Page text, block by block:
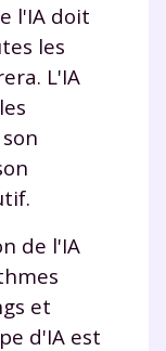
l'IA doit
les
L'IA
de l'IA
et
d'IA est